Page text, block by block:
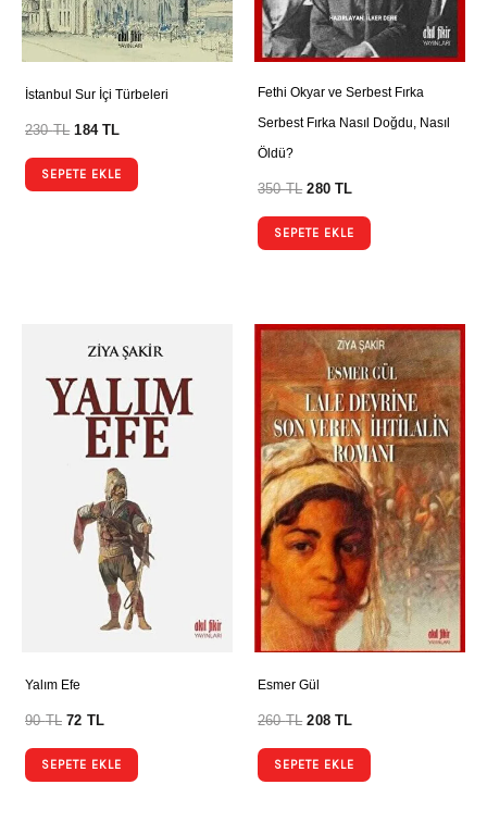
İstanbul Sur İçi Türbeleri
230TL 184TL
SEPETE EKLE
Fethi Okyar ve Serbest Fırka
Serbest Fırka Nasıl Doğdu, Nasıl
Öldü?
350TL 280TL
SEPETE EKLE
Yalım Efe
90TL 72 TL
SEPETE EKLE
Esmer Gül
260TL 208TL
SEPETE EKLE